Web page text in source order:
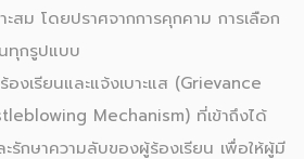
ะสม โดยปราศจากการคุกคาม การเลือก
ทุกรูปแบบ
งเรียนและแจ้งเบาะแส (Grievance
Mechanism) ที่เข้าถึงได้
รักษาความลับของผู้ร้องเรียน เพื่อให้ผู้มี